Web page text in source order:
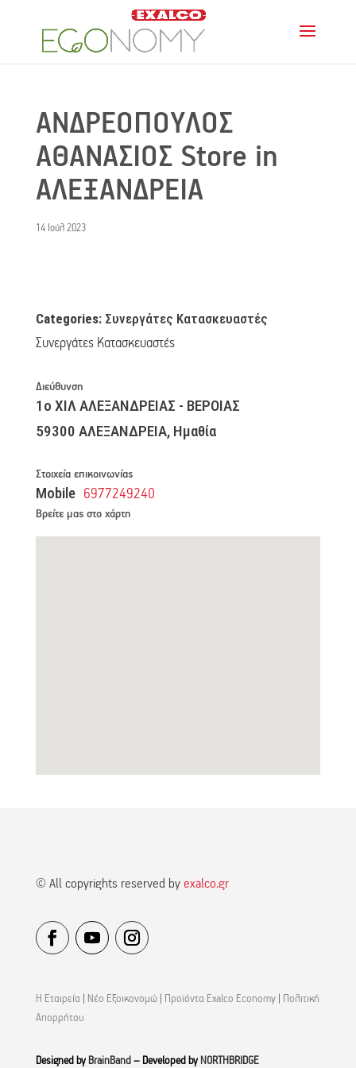
ΑΝΔΡΕΟΠΟΥΛΟΣ
ΑΘΑΝΑΣΙΟΣ Store in
ΑΛΕΞΑΝΔΡΕΙΑ
14 Ιούλ 2023
Categories: Συνεργάτες Κατασκευαστές
Συνεργάτες Κατασκευαστές
Διεύθυνση
1ο ΧΙΛ ΑΛΕΞΑΝΔΡΕΙΑΣ - ΒΕΡΟΙΑΣ
59300 ΑΛΕΞΑΝΔΡΕΙΑ, Ημαθία
Στοιχεία επικοινωνίας
Mobile 6977249240
Βρείτε μας στο χάρτη
© All copyrights reserved by exalco.gr
Η Εταιρεία Νέο Εξοικονομώ| Προϊόντα Exalco Economy| Πολιτική
Απορρήτου
Designed by BrainBand– Developed by NORTHBRIDGE